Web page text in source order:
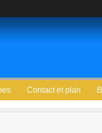
Contact et plan